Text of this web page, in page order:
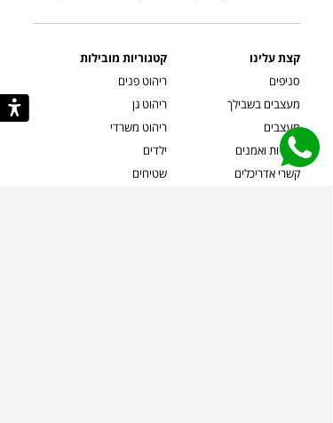
קצת עלינו
סניפים
מעצבים בשבילך
מעצבים
אמניות ואמנים
קשרי אדריכלים
קטגוריות מובילות
ריהוט פנים
ריהוט גן
ריהוט משרדי
ילדים
שטיחים